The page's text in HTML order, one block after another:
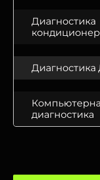
Диагностика
диагностика